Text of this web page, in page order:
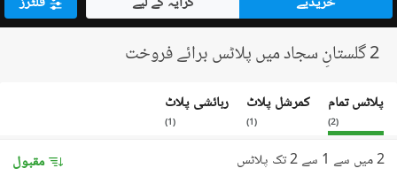
2 گلستانِ سجاد میں پلاٹس برائے فروخت
پلاٹس تمام
(
2
)
کمرشل پلاٹ
(
1
)
رہائشی پلاٹ
(
1
)
2 میں سے 1 سے 2 تک پلاٹس مقبول